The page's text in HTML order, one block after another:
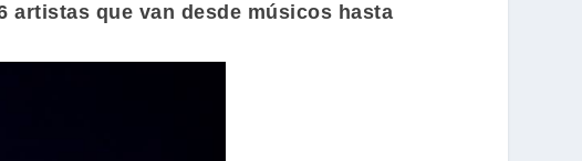
artistas que van desde músicos hasta